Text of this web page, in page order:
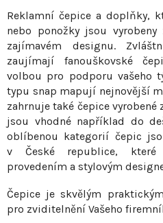
a
c
í
p
r
v
k
y
v
ý
p
i
k
o
v
á
n
í
Reklamní čepice a doplňky,
nebo ponožky jsou
zajímavém designu.
zaujímají fanouškovské
volbou pro podporu vašeho
typu snap mapují nejnovější
zahrnuje také čepice
jsou vhodné například do
oblíbenou kategorií čepic
v České republice,
provedením a stylovým
Čepice je skvělým
pro zviditelnění Vašeho